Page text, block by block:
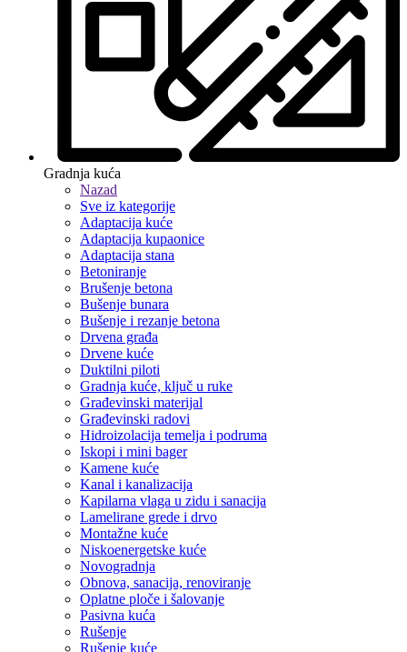
Gradnja kuća
Nazad
Sve iz kategorije
Adaptacija kuće
Adaptacija kupaonice
Adaptacija stana
Betoniranje
Brušenje betona
Bušenje bunara
Bušenje i rezanje betona
Drvena građa
Drvene kuće
Duktilni piloti
Gradnja kuće, ključ u ruke
Građevinski materijal
Građevinski radovi
Hidroizolacija temelja i podruma
Iskopi i mini bager
Kamene kuće
Kanal i kanalizacija
Kapilarna vlaga u zidu i sanacija
Lamelirane grede i drvo
Montažne kuće
Niskoenergetske kuće
Novogradnja
Obnova, sanacija, renoviranje
Oplatne ploče i šalovanje
Pasivna kuća
Rušenje
Rušenje kuće